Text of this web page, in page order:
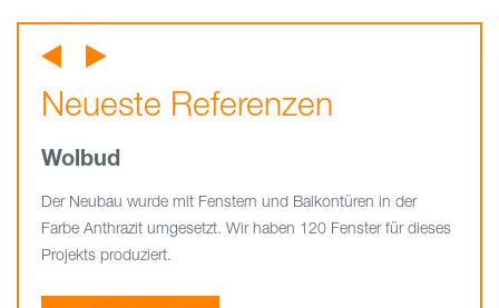
Neueste Referenzen
Wolbud
Der Neubau wurde mit Fenstern und Balkontüren in der
Farbe Anthrazit umgesetzt. Wir haben 120 Fenster für dieses
Projekts produziert.
Neueste Referenzen
Vobos
Für die Gestaltung einer modernen Wohnsiedlung wurden
200 Fenster in der Farbe Anthrazit eingebaut.
Neueste Referenzen
Pekabud Market
Rund 300 Fenster und Balkontüren der Serie Avantgrade
7000 in Weiß wurden für diesen Neubau Pekabud Market in
Posen montiert.